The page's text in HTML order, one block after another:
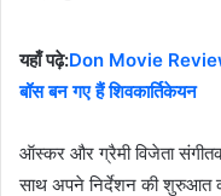
यहाँ पढ़े:Don Movie Review
बॉस बन गए हैं शिवकार्तिकेयन
ऑस्कर और ग्रैमी विजेता
साथ अपने निर्देशन की शुरुआत